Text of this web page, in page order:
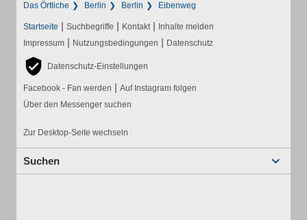
Das Örtliche Berlin Berlin Eibenweg
Startseite | Suchbegriffe | Kontakt | Inhalte melden
Impressum | Nutzungsbedingungen | Datenschutz
Datenschutz-Einstellungen
Facebook - Fan werden | Auf Instagram folgen
Über den Messenger suchen
Zur Desktop-Seite wechseln
Suchen